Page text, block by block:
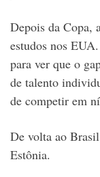
Depois da Copa,
estudos nos
para ver que o
de talento
de competir em
De volta ao
Estônia.